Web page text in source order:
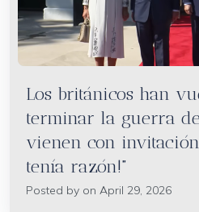
Los británicos han
terminar la guerra
vienen con
tenía razón!”
Posted by on April 29, 2026